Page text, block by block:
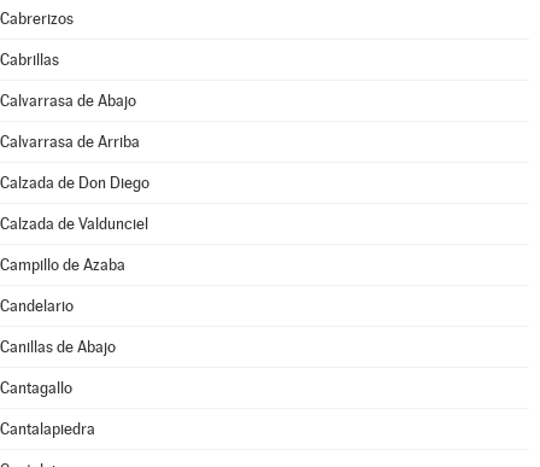
Cabrerizos
Cabrillas
Calvarrasa de Abajo
Calvarrasa de Arriba
Calzada de Don Diego
Calzada de Valdunciel
Campillo de Azaba
Candelario
Canillas de Abajo
Cantagallo
Cantalapiedra